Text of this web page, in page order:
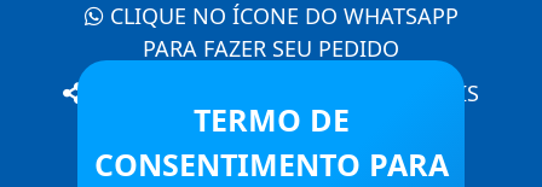
CLIQUE NO ÍCONE DO WHATSAPP
PARA FAZER SEU PEDIDO
COMPARTILHE O PRODUTO QUE MAIS
GOSTOU!
TERMO DE
CONSENTIMENTO PARA